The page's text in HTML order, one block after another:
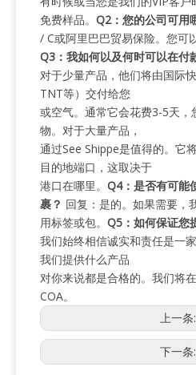
免费样品。 Q2：您的公司可用
/ C或阿里巴巴贸易保险。您可
Q3：我如何以及何时可以在付
对于少量产品，他们将由国际
TNT等）交付给您
或空气。通常它会花费3-5天，
物。对于大量产品，
通过See Shippe是值得的。它
目的地端口，这取决于
港口在哪里。 Q4：是否有可能
裹？ 回复：是的。如果需要，
用标签或包。 Q5：如何保证您
我们始终相信诚实和责任是一
我们提供什么产品
对你来说都是合格的。我们将
COA。
上一条:
下一条: